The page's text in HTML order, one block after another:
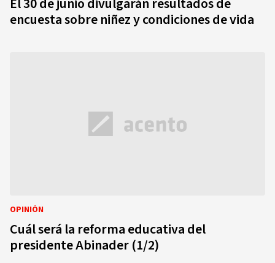
encuesta sobre niñez y condiciones de vida
OPINIÓN
Cuál será la reforma educativa del
presidente Abinader (1/2)